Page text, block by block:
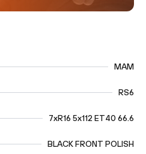
MAM
RS6
7xR16 5x112 ET40 66.6
BLACK FRONT POLISH